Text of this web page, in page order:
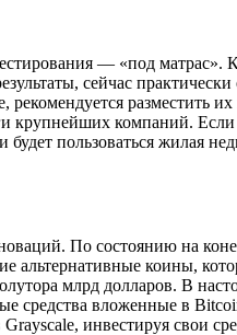
— «под
сейчас
разместить
компаний.
пользоваться жилая
По состоянию на
коины,
млрд долларов. В
средства вложенные в
инвестируя свои